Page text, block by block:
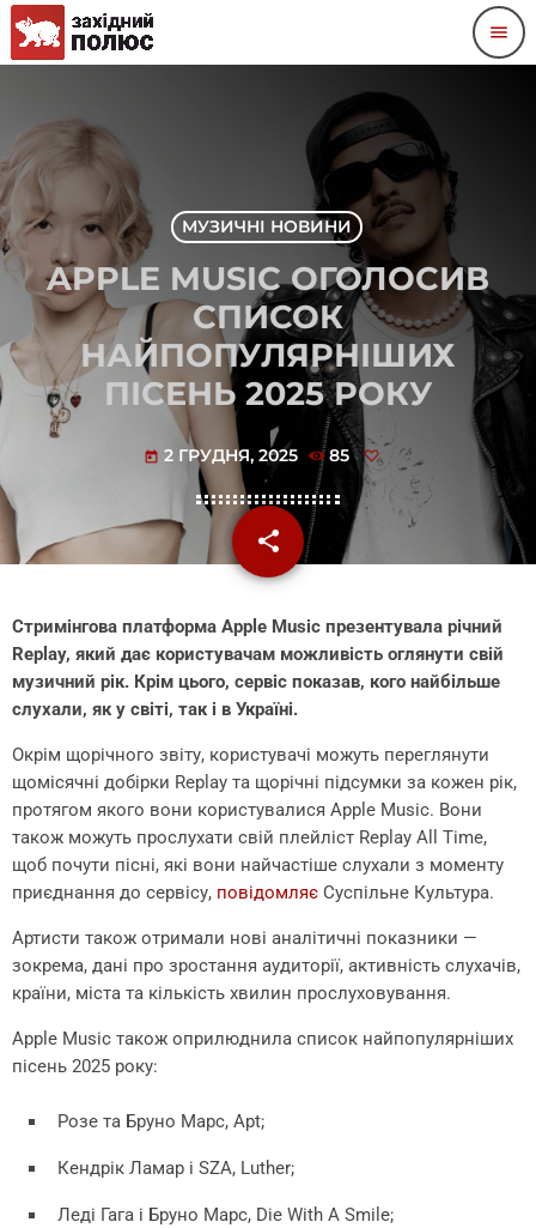
menu
МУЗИЧНІ НОВИНИ
APPLE MUSIC ОГОЛОСИВ
СПИСОК
НАЙПОПУЛЯРНІШИХ
ПІСЕНЬ 2025 РОКУ
today 2 ГРУДНЯ, 2025 85
share
email
Стримінгова платформа Apple Music презентувала річний
Replay, який дає користувачам можливість оглянути свій
музичний рік. Крім цього, сервіс показав, кого найбільше
слухали, як у світі, так і в Україні.
Окрім щорічного звіту, користувачі можуть переглянути
щомісячні добірки Replay та щорічні підсумки за кожен рік,
протягом якого вони користувалися Apple Music. Вони
також можуть прослухати свій плейліст Replay All Time,
щоб почути пісні, які вони найчастіше слухали з моменту
приєднання до сервісу, повідомляє Суспільне Культура.
Артисти також отримали нові аналітичні показники —
зокрема, дані про зростання аудиторії, активність слухачів,
країни, міста та кількість хвилин прослуховування.
Apple Music також оприлюднила список найпопулярніших
пісень 2025 року:
Розе та Бруно Марс, Apt;
Кендрік Ламар і SZA, Luther;
Леді Гага і Бруно Марс, Die With A Smile;